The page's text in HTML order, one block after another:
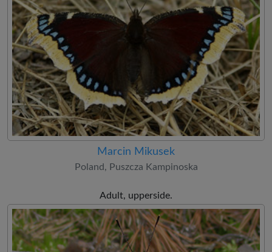
Marcin Mikusek
Poland, Puszcza Kampinoska
Adult, upperside.